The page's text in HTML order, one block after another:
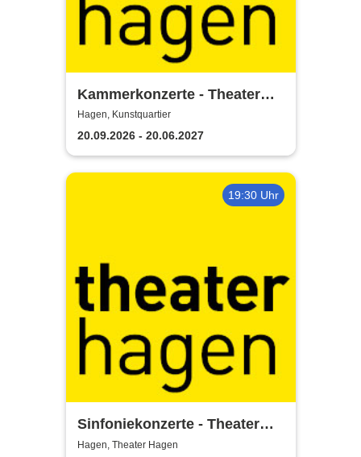
Kammerkonzerte - Theater
Hagen
Hagen, Kunstquartier
20.09.2026 - 20.06.2027
19:30 Uhr
Sinfoniekonzerte - Theater
Hagen
Hagen, Theater Hagen